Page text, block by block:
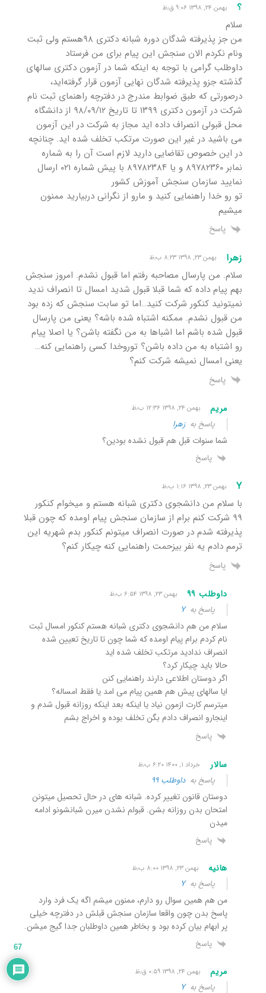
؟ بهمن ۲۴, ۱۳۹۸ ۹:۰۶ ق٫ظ
سلام
من جز پذیرفته شدگان دوره شبانه دکتری ۹۸هستم ولی ثبت
ونام نکردم الان سنجش این پیام برای من فرستاد
داوطلب گرامی با توجه به اینکه شما در آزمون دکتری سالهای
گذشته جزو پذیرفته شدگان نهایی آزمون قرار گرفته‌اید،
درصورتی که طبق ضوابط مندرج در دفترچه راهنمای ثبت نام
شرکت در آزمون دکتری ۱۳۹۹ تا تاریخ ۹۸/۰۹/۱۲ از دانشگاه
محل قبولی انصراف داده اید مجاز به شرکت در این آزمون
می باشید در غیر این صورت مرتکب تخلف شده اید. چنانچه
در این خصوص تقاضایی دارید لازم است آن را به شماره
نمابر ۸۹۷۸۲۳۶۰ و یا ۸۹۷۸۲۳۸۴ با پیش شماره ۰۲۱ ارسال
نمایید سازمان سنجش آموزش کشور
تو رو خدا راهنمایی کنید و مارو از نگرانی دربیارید ممنون
میشیم
پاسخ
زهرا بهمن ۲۳, ۱۳۹۸ ۸:۲۳ ب٫ظ
سلام. من پارسال مصاحبه رفتم اما قبول نشدم. امروز سنجش
بهم پیام داده که شما قبلا قبول شدید امسال تا انصراف ندید
نمیتونید کنکور شرکت کنید…اما تو سابت سنجش که زده بود
من قبول نشدم. ممکنه اشتباه شده باشه؟ یعنی من پارسال
قبول شده باشم اما اشباها به من نگفته باشن؟ یا اصلا پیام
رو اشتباه به من داده باشن؟ توروخدا کسی راهنمایی کنه…
یعنی امسال نمیشه شرکت کنم؟
پاسخ
مریم بهمن ۲۴, ۱۳۹۸ ۱۲:۳۶ ب٫ظ
پاسخ بهزهرا
شما سنوات قبل هم قبول نشده بودین؟
پاسخ
Y بهمن ۲۳, ۱۳۹۸ ۱:۱۶ ب٫ظ
با سلام من دانشجوی دکتری شبانه هستم و میخوام کنکور
۹۹ شرکت کنم برام از سازمان سنجش پیام اومده که چون قبلا
پذیرفته شدم در صورت انصراف میتونم کنکور بدم شهریه این
ترمم دادم یه نفر بیزحمت راهنمایی کنه چیکار کنم؟
پاسخ
داوطلب ۹۹ بهمن ۲۳, ۱۳۹۸ ۶:۵۴ ب٫ظ
پاسخ بهY
سلام من هم دانشجوی دکتری شبانه هستم کنکور امسال ثبت
نام کردم برام پیام اومده که شما چون تا تاریخ تعیین شده
انصراف ندادید مرتکب تخلف شده اید
حالا باید چیکار کرد؟
اگر دوستان اطلاعی دارند راهنمایی کنن
ایا سالهای پیش هم همین پیام می امد یا فقط امساله؟
میترسم کارت ازمون نیاد یا اینکه بعد اینکه روزانه قبول شدم و
اینجارو انصراف دادم بگن تخلف بوده و اخراج بشم
پاسخ
سالار خرداد ۱, ۱۴۰۰ ۶:۲۰ ب٫ظ
پاسخ بهداوطلب ۹۹
دوستان قانون تغییر کرده. شبانه های در حال تحصیل میتونن
امتحان بدن روزانه بشن. قبولم نشدن میرن شبانشونو ادامه
میدن
پاسخ
هانیه بهمن ۲۳, ۱۳۹۸ ۸:۰۰ ب٫ظ
پاسخ بهY
من هم همین سوال رو دارم، ممنون میشم اگه یک فرد وارد
پاسخ بدن چون واقعا سازمان سنجش قبلش در دفترچه خیلی
پر ابهام بیان کرده بود و بخاطر همین داوطلبان جدا گیج میشن.
پاسخ
مریم بهمن ۲۴, ۱۳۹۸ ۰:۵۹ ق٫ظ
پاسخ بهY
67